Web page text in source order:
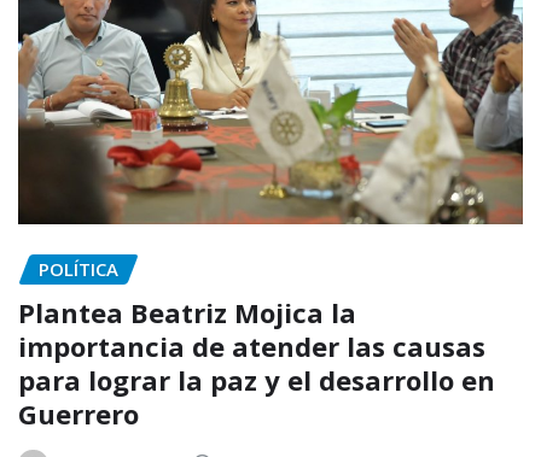
POLÍTICA
Plantea Beatriz Mojica la
importancia de atender las causas
para lograr la paz y el desarrollo en
Guerrero